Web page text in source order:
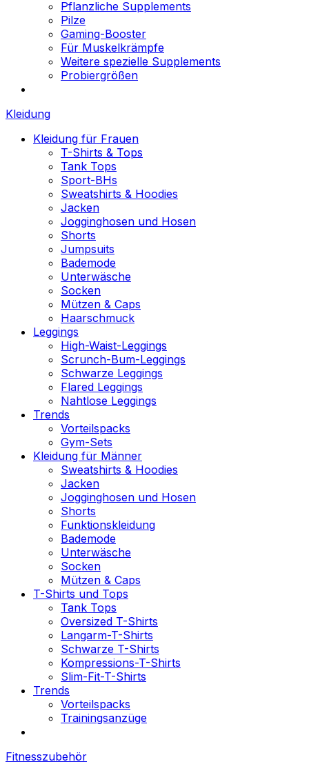
Pflanzliche Supplements
Pilze
Gaming-Booster
Für Muskelkrämpfe
Weitere spezielle Supplements
Probiergrößen
Kleidung
Kleidung für Frauen
T-Shirts & Tops
Tank Tops
Sport-BHs
Sweatshirts & Hoodies
Jacken
Jogginghosen und Hosen
Shorts
Jumpsuits
Bademode
Unterwäsche
Socken
Mützen & Caps
Haarschmuck
Leggings
High-Waist-Leggings
Scrunch-Bum-Leggings
Schwarze Leggings
Flared Leggings
Nahtlose Leggings
Trends
Vorteilspacks
Gym-Sets
Kleidung für Männer
Sweatshirts & Hoodies
Jacken
Jogginghosen und Hosen
Shorts
Funktionskleidung
Bademode
Unterwäsche
Socken
Mützen & Caps
T-Shirts und Tops
Tank Tops
Oversized T-Shirts
Langarm-T-Shirts
Schwarze T-Shirts
Kompressions-T-Shirts
Slim-Fit-T-Shirts
Trends
Vorteilspacks
Trainingsanzüge
Fitnesszubehör